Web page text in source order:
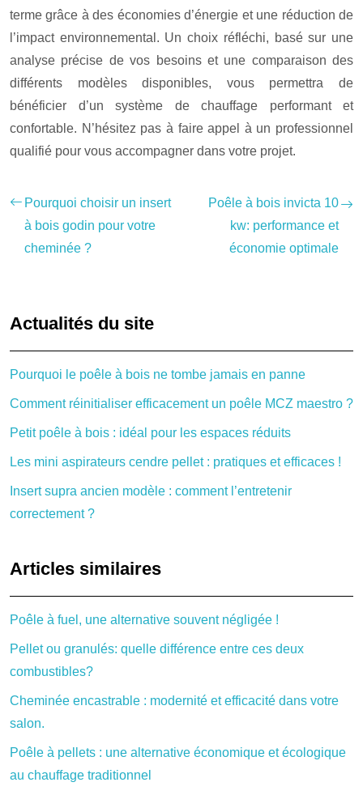
terme grâce à des économies d’énergie et une réduction de
l’impact environnemental. Un choix réfléchi, basé sur une
analyse précise de vos besoins et une comparaison des
différents modèles disponibles, vous permettra de
bénéficier d’un système de chauffage performant et
confortable. N’hésitez pas à faire appel à un professionnel
qualifié pour vous accompagner dans votre projet.
Pourquoi choisir un insert
à bois godin pour votre
cheminée ?
Poêle à bois invicta 10
kw: performance et
économie optimale
Actualités du site
Pourquoi le poêle à bois ne tombe jamais en panne
Comment réinitialiser efficacement un poêle MCZ maestro ?
Petit poêle à bois : idéal pour les espaces réduits
Les mini aspirateurs cendre pellet : pratiques et efficaces !
Insert supra ancien modèle : comment l’entretenir
correctement ?
Articles similaires
Poêle à fuel, une alternative souvent négligée !
Pellet ou granulés: quelle différence entre ces deux
combustibles?
Cheminée encastrable : modernité et efficacité dans votre
salon.
Poêle à pellets : une alternative économique et écologique
au chauffage traditionnel